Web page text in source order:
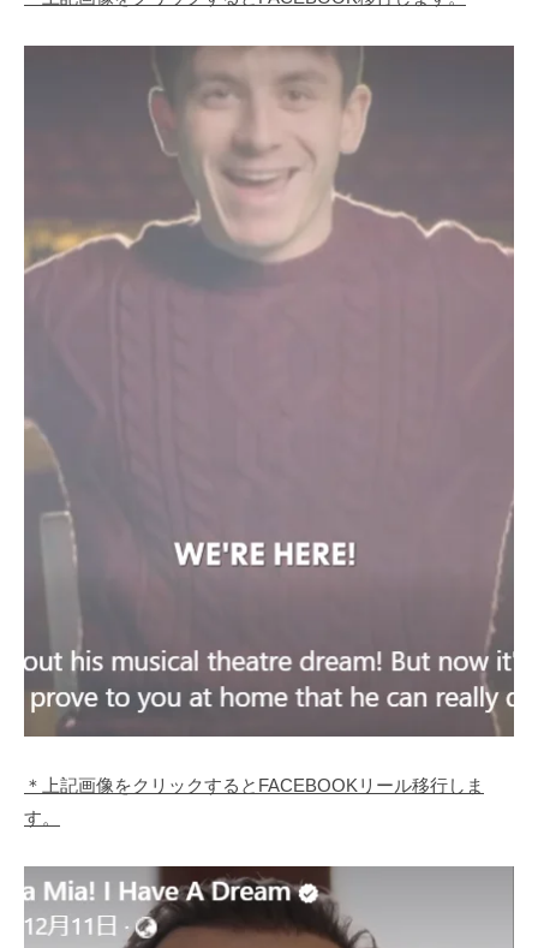
＊上記画像をクリックするとFACEBOOKリール移行しま
す。